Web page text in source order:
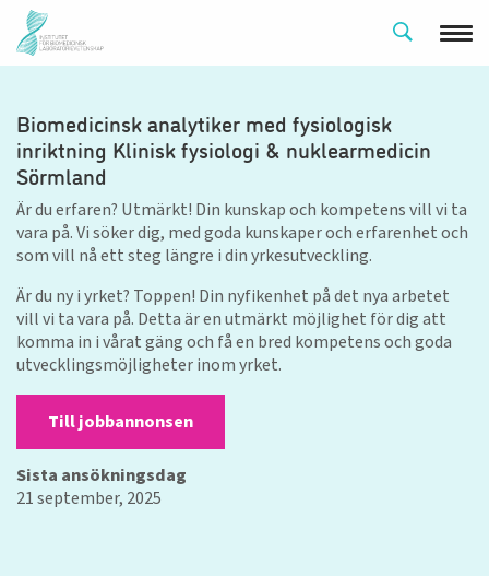
Biomedicinsk analytiker med fysiologisk
inriktning Klinisk fysiologi & nuklearmedicin
Sörmland
Är du erfaren? Utmärkt! Din kunskap och kompetens vill vi ta
vara på. Vi söker dig, med goda kunskaper och erfarenhet och
som vill nå ett steg längre i din yrkesutveckling.
Är du ny i yrket? Toppen! Din nyfikenhet på det nya arbetet
vill vi ta vara på. Detta är en utmärkt möjlighet för dig att
komma in i vårat gäng och få en bred kompetens och goda
utvecklingsmöjligheter inom yrket.
Till jobbannonsen
Sista ansökningsdag
21 september, 2025